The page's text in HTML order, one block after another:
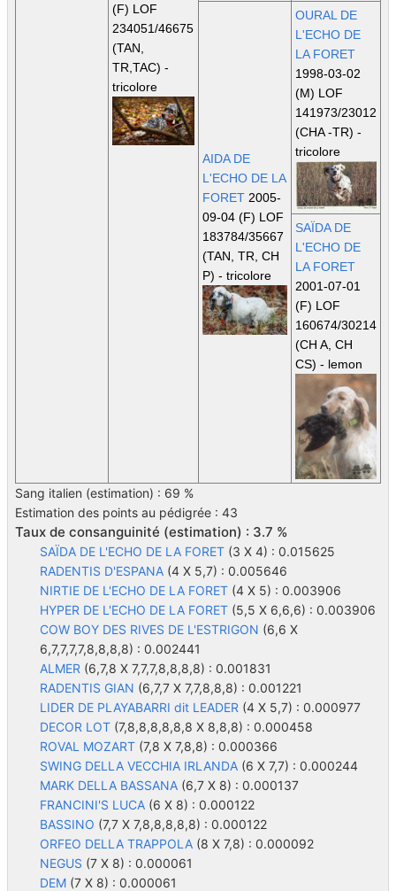
(F) LOF
234051/46675
(TAN,
TR,TAC) -
tricolore
AIDA DE
L'ECHO DE LA
FORET 2005-
09-04 (F) LOF
183784/35667
(TAN, TR, CH
P) - tricolore
OURAL DE
L'ECHO DE
LA FORET
1998-03-02
(M) LOF
141973/23012
(CHA -TR) -
tricolore
SAÏDA DE
L'ECHO DE
LA FORET
2001-07-01
(F) LOF
160674/30214
(CH A, CH
CS) - lemon
Sang italien (estimation) : 69 %
Estimation des points au pédigrée : 43
Taux de consanguinité (estimation) : 3.7 %
SAÏDA DE L'ECHO DE LA FORET (3 X 4) : 0.015625
RADENTIS D'ESPANA (4 X 5,7) : 0.005646
NIRTIE DE L'ECHO DE LA FORET (4 X 5) : 0.003906
HYPER DE L'ECHO DE LA FORET (5,5 X 6,6,6) : 0.003906
COW BOY DES RIVES DE L'ESTRIGON (6,6 X
6,7,7,7,7,8,8,8,8) : 0.002441
ALMER (6,7,8 X 7,7,7,8,8,8,8) : 0.001831
RADENTIS GIAN (6,7,7 X 7,7,8,8,8) : 0.001221
LIDER DE PLAYABARRI dit LEADER (4 X 5,7) : 0.000977
DECOR LOT (7,8,8,8,8,8,8 X 8,8,8) : 0.000458
ROVAL MOZART (7,8 X 7,8,8) : 0.000366
SWING DELLA VECCHIA IRLANDA (6 X 7,7) : 0.000244
MARK DELLA BASSANA (6,7 X 8) : 0.000137
FRANCINI'S LUCA (6 X 8) : 0.000122
BASSINO (7,7 X 7,8,8,8,8,8) : 0.000122
ORFEO DELLA TRAPPOLA (8 X 7,8) : 0.000092
NEGUS (7 X 8) : 0.000061
DEM (7 X 8) : 0.000061